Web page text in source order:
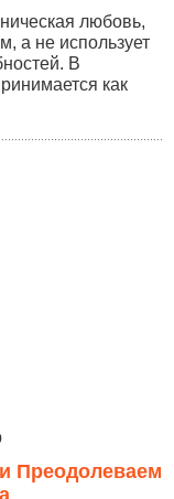
любовь,
а не использует
В
как
Преодолеваем